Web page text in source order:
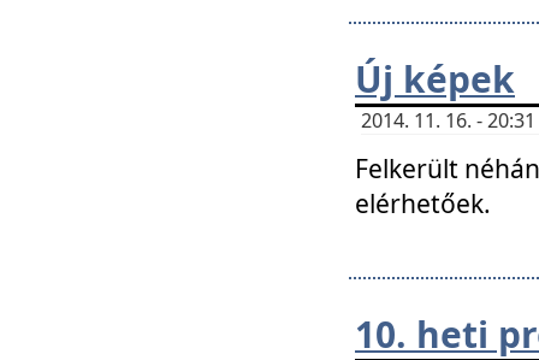
Új képek
2014. 11. 16. -
Felkerült
elérhetőek.
10. heti